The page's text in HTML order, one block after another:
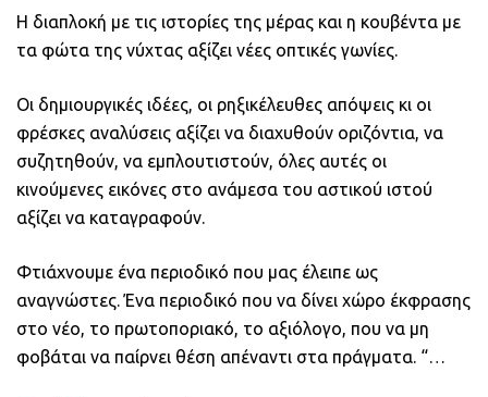
Η διαπλοκή με τις ιστορίες της μέρας και η κουβέντα με
τα φώτα της νύχτας αξίζει νέες οπτικές γωνίες.
Οι δημιουργικές ιδέες, οι ρηξικέλευθες απόψεις κι οι
φρέσκες αναλύσεις αξίζει να διαχυθούν οριζόντια, να
συζητηθούν, να εμπλουτιστούν, όλες αυτές οι
κινούμενες εικόνες στο ανάμεσα του αστικού ιστού
αξίζει να καταγραφούν.
Φτιάχνουμε ένα περιοδικό που μας έλειπε ως
αναγνώστες. Ένα περιοδικό που να δίνει χώρο έκφρασης
στο νέο, το πρωτοποριακό, το αξιόλογο, που να μη
φοβάται να παίρνει θέση απέναντι στα πράγματα. “…